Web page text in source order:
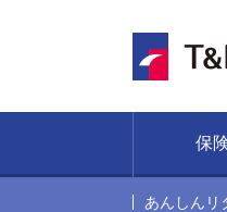
保
あんしんリ